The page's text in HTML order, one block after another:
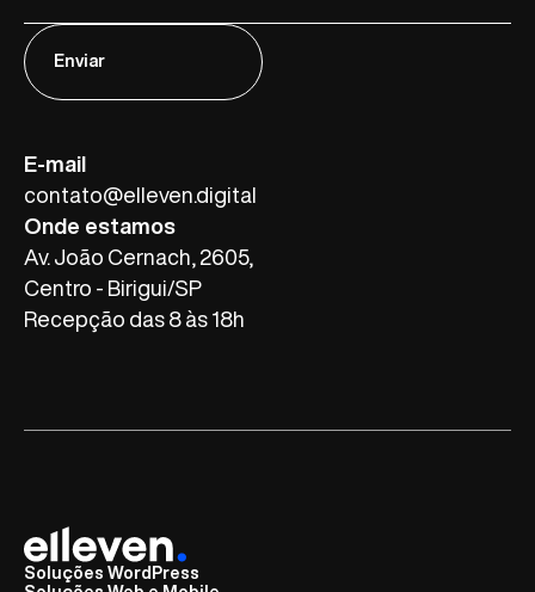
E-mail
contato@elleven.digital
Onde estamos
Av. João Cernach, 2605,
Centro - Birigui/SP
Recepção das 8 às 18h
Enviar
Soluções WordPress